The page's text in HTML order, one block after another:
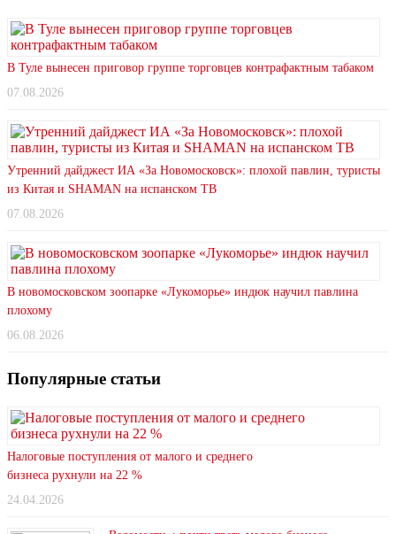
В Туле вынесен приговор группе торговцев контрафактным табаком
07.08.2026
Утренний дайджест ИА «За Новомосковск»: плохой павлин, туристы
из Китая и SHAMAN на испанском ТВ
07.08.2026
В новомосковском зоопарке «Лукоморье» индюк научил павлина
плохому
06.08.2026
Популярные статьи
Налоговые поступления от малого и среднего
бизнеса рухнули на 22 %
24.04.2026